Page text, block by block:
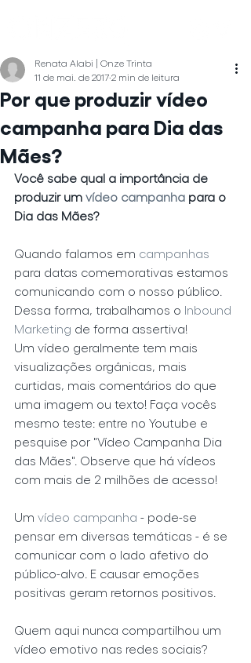
Por que produzir vídeo
campanha para Dia das
Mães?
Renata Alabi | Onze Trinta
11 de mai. de 2017 2 min de leitura
Você sabe qual a importância de
produzir um vídeo campanha para o
Dia das Mães?
Quando falamos em campanhas
para datas comemorativas estamos
comunicando com o nosso público.
Dessa forma, trabalhamos o Inbound
Marketing de forma assertiva!
Um vídeo geralmente tem mais
visualizações orgânicas, mais
curtidas, mais comentários do que
uma imagem ou texto! Faça vocês
mesmo teste: entre no Youtube e
pesquise por "Vídeo Campanha Dia
das Mães". Observe que há vídeos
com mais de 2 milhões de acesso!
Um vídeo campanha - pode-se
pensar em diversas temáticas - é se
comunicar com o lado afetivo do
público-alvo. E causar emoções
positivas geram retornos positivos.
Quem aqui nunca compartilhou um
vídeo emotivo nas redes sociais?